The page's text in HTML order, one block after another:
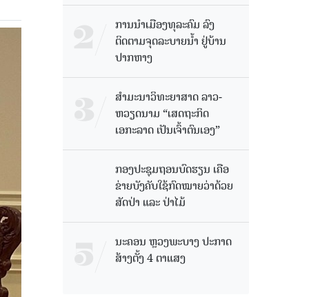
ການນໍາເມືອງທຸລະຄົມ ລົງ
ຕິດຕາມຈຸດລະບາຍນໍ້າ ຢູ່ບ້ານ
ປາກຫາງ
ສຳມະນາວິທະຍາສາດ ລາວ-
ຫວຽດນາມ “ເສດຖະກິດ
ເອກະລາດ ເປັນເຈົ້າຕົນເອງ”
ກອງປະຊຸມຖອນບົດຮຽນ ເຄືອ
ຂ່າຍບັງຄັບໃຊ້ກົດໝາຍວ່າດ້ວຍ
ສັດປ່າ ແລະ ປ່າໄມ້
ນະຄອນ ຫຼວງພະບາງ ປະ​ກາດ​
ສ້າງ​ຕັ້ງ 4 ຕາແສງ